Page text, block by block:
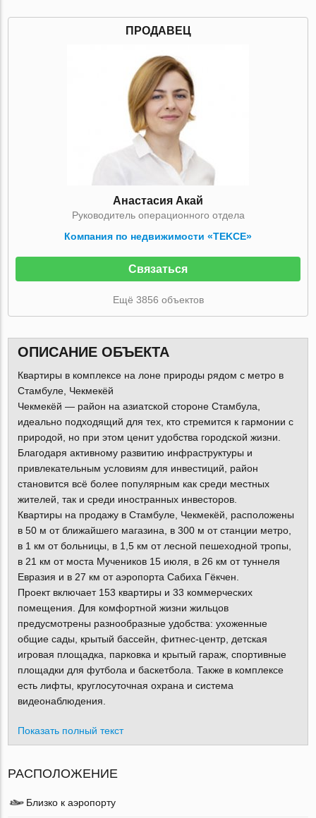
ПРОДАВЕЦ
Анастасия Акай
Руководитель операционного отдела
Компания по недвижимости «TEKCE»
Связаться
Ещё 3856 объектов
ОПИСАНИЕ ОБЪЕКТА
Квартиры в комплексе на лоне природы рядом с метро в
Стамбуле, Чекмекёй
Чекмекёй — район на азиатской стороне Стамбула,
идеально подходящий для тех, кто стремится к гармонии с
природой, но при этом ценит удобства городской жизни.
Благодаря активному развитию инфраструктуры и
привлекательным условиям для инвестиций, район
становится всё более популярным как среди местных
жителей, так и среди иностранных инвесторов.
Квартиры на продажу в Стамбуле, Чекмекёй, расположены
в 50 м от ближайшего магазина, в 300 м от станции метро,
в 1 км от больницы, в 1,5 км от лесной пешеходной тропы,
в 21 км от моста Мучеников 15 июля, в 26 км от туннеля
Евразия и в 27 км от аэропорта Сабиха Гёкчен.
Проект включает 153 квартиры и 33 коммерческих
помещения. Для комфортной жизни жильцов
предусмотрены разнообразные удобства: ухоженные
общие сады, крытый бассейн, фитнес-центр, детская
игровая площадка, парковка и крытый гараж, спортивные
площадки для футбола и баскетбола. Также в комплексе
есть лифты, круглосуточная охрана и система
видеонаблюдения.
Показать полный текст
РАСПОЛОЖЕНИЕ
Близко к аэропорту